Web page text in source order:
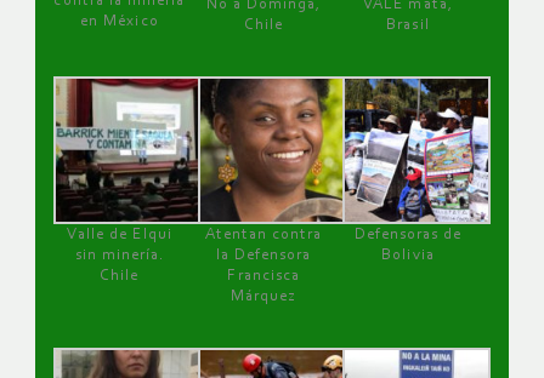
en México
No a Dominga,
Chile
VALE mata,
Brasil
Valle de Elqui
sin minería.
Chile
Atentan contra
la Defensora
Francisca
Márquez
Defensoras de
Bolivia